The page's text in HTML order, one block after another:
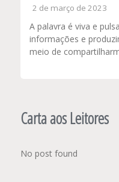
2 de março de 2023
A palavra é viva e
informações e
meio de
Carta aos Leitores
No post found